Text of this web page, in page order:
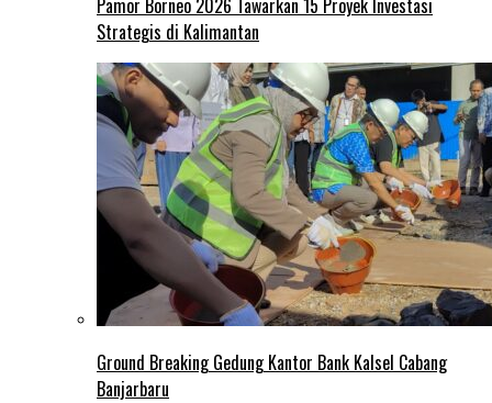
Pamor Borneo 2026 Tawarkan 15 Proyek Investasi
Strategis di Kalimantan
Ground Breaking Gedung Kantor Bank Kalsel Cabang
Banjarbaru